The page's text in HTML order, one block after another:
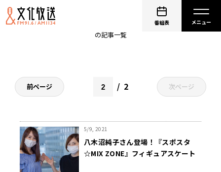
番組表
の記事一覧
前ページ 2 次ページ
5/9, 2021
八木沼純子さん登場！『スポスタ
☆MIX ZONE』フィギュアスケート